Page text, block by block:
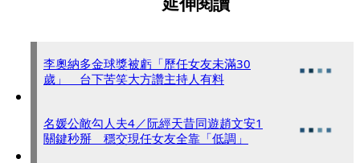
李奧納多金球獎被虧「歷任女友未滿30
歲」 台下苦笑大方讚主持人有料
名媛公敵勾人夫4／阮經天昔同遊趙文安1
關鍵秒掰 穩交現任女友全靠「低調」